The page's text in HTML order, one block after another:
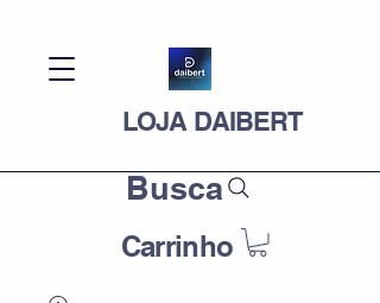
LOJA DAIBERT
Busca
Carrinho